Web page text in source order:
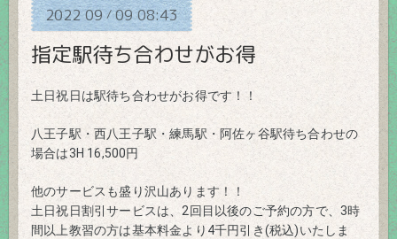
2022 09/09 08:43
指定駅待ち合わせがお得
土日祝日は駅待ち合わせがお得です！！
八王子駅・西八王子駅・練馬駅・阿佐ヶ谷駅待ち合わせの
場合は3H 16,500円
他のサービスも盛り沢山あります！！
土日祝日割引サービスは、2回目以後のご予約の方で、3時
間以上教習の方は基本料金より4千円引き(税込)いたしま